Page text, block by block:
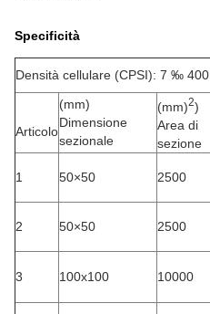
Specificità
Densità cellulare (CPSI): 7 ‰ 400
Articolo
(mm)
Dimensione
sezionale
(mm)2)
Area di
sezione
1 50×50 2500
2 50×50 2500
3 100x100 10000